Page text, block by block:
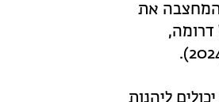
המחצבה את
דרומה,
ליהנות